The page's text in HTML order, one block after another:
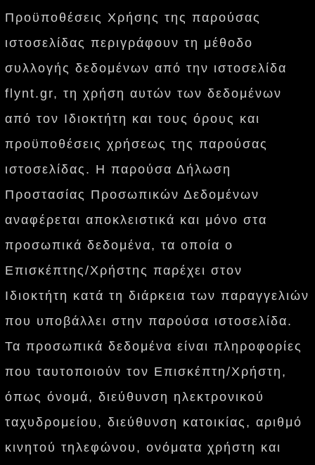
Προϋποθέσεις Χρήσης της παρούσας
ιστοσελίδας περιγράφουν τη μέθοδο
συλλογής δεδομένων από την ιστοσελίδα
flynt.gr, τη χρήση αυτών των δεδομένων
από τον Ιδιοκτήτη και τους όρους και
προϋποθέσεις χρήσεως της παρούσας
ιστοσελίδας. Η παρούσα Δήλωση
Προστασίας Προσωπικών Δεδομένων
αναφέρεται αποκλειστικά και μόνο στα
προσωπικά δεδομένα, τα οποία ο
Επισκέπτης/Χρήστης παρέχει στον
Ιδιοκτήτη κατά τη διάρκεια των παραγγελιών
που υποβάλλει στην παρούσα ιστοσελίδα.
Τα προσωπικά δεδομένα είναι πληροφορίες
που ταυτοποιούν τον Επισκέπτη/Χρήστη,
όπως όνομά, διεύθυνση ηλεκτρονικού
ταχυδρομείου, διεύθυνση κατοικίας, αριθμό
κινητού τηλεφώνου, ονόματα χρήστη και